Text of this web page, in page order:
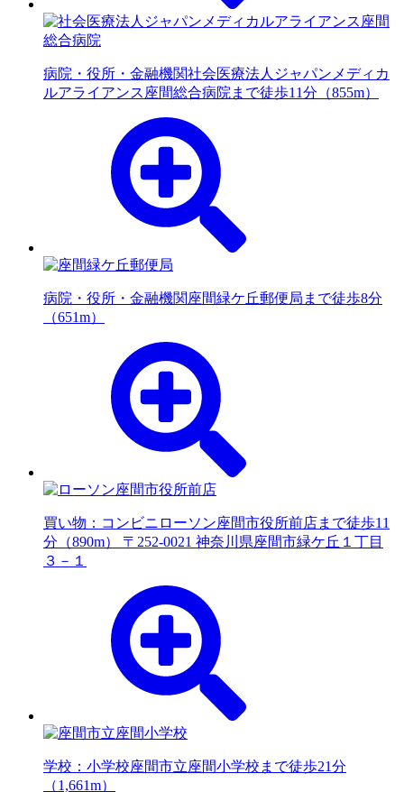
病院・役所・金融機関社会医療法人ジャパンメディカ
ルアライアンス座間総合病院まで徒歩11分（855m）
病院・役所・金融機関 座間緑ケ丘郵便局まで徒歩8分
（651m）
買い物：コンビニ ローソン座間市役所前店まで徒歩11
分（890m） 〒252-0021 神奈川県座間市緑ケ丘１丁目
３－１
学校：小学校座間市立座間小学校まで徒歩21分
（1,661m）